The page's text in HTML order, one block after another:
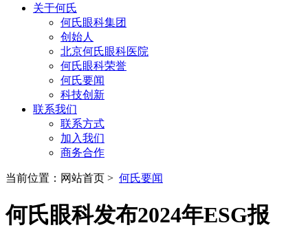
关于何氏
何氏眼科集团
创始人
北京何氏眼科医院
何氏眼科荣誉
何氏要闻
科技创新
联系我们
联系方式
加入我们
商务合作
当前位置：网站首页 > 何氏要闻
何氏眼科发布2024年ESG报